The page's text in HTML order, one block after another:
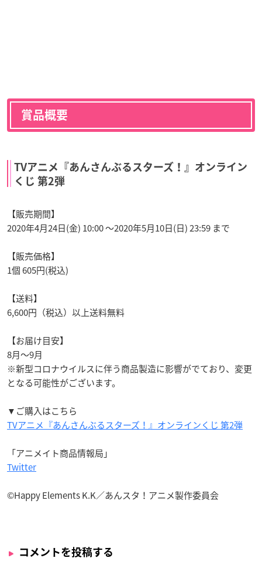
賞品概要
TVアニメ『あんさんぶるスターズ！』オンライン
くじ 第2弾
【販売期間】
2020年4月24日(金) 10:00 〜2020年5月10日(日) 23:59 まで
【販売価格】
1個 605円(税込)
【送料】
6,600円（税込）以上送料無料
【お届け目安】
8月～9月
※新型コロナウイルスに伴う商品製造に影響がでており、変更
となる可能性がございます。
▼ご購入はこちら
TVアニメ『あんさんぶるスターズ！』オンラインくじ 第2弾
「アニメイト商品情報局」
Twitter
©Happy Elements K.K／あんスタ！アニメ製作委員会
コメントを投稿する